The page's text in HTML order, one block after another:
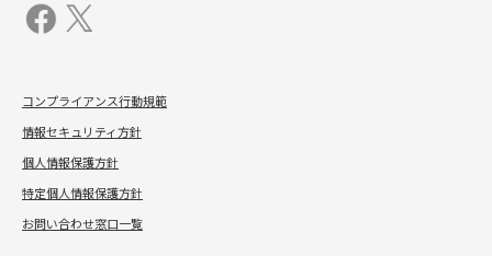
コンプライアンス行動規範
情報セキュリティ方針
個人情報保護方針
特定個人情報保護方針
お問い合わせ窓口一覧
加支出が避けられません。
修やOJTといった教育に時間と人的リソースを割く必要が
あります。
せっかく育成した人材が早期に離職してしまえば、それら
に投じた時間や費用が無駄になるだけでなく、企業全体の
効率にも悪影響を及ぼします。